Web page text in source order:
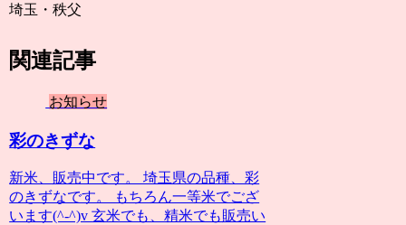
埼玉・秩父
関連記事
お知らせ
彩のきずな
新米、販売中です。 埼玉県の品種、彩
のきずなです。 もちろん一等米でござ
います(^-^)v 玄米でも、精米でも販売い